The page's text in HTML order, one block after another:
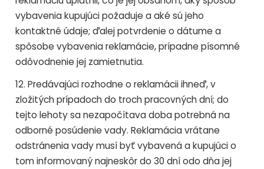
vybavenia kupujúci požaduje a aké sú jeho
kontaktné údaje; ďalej potvrdenie o dátume a
spôsobe vybavenia reklamácie, prípadne písomné
odôvodnenie jej zamietnutia.
12. Predávajúci rozhodne o reklamácii ihneď, v
zložitých prípadoch do troch pracovných dní; do
tejto lehoty sa nezapočítava doba potrebná na
odborné posúdenie vady. Reklamácia vrátane
odstránenia vady musí byť vybavená a kupujúci o
tom informovaný najneskôr do 30 dní odo dňa jej